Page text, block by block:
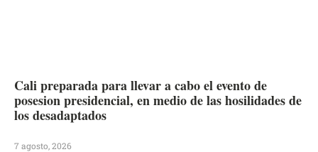
Cali preparada para llevar a cabo el evento de
posesion presidencial, en medio de las hosilidades de
los desadaptados
7 agosto, 2026